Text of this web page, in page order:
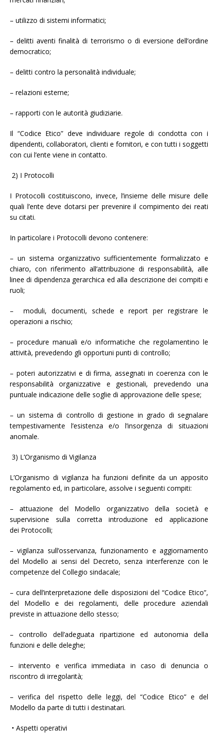
– utilizzo di sistemi informatici;
– delitti aventi finalità di terrorismo o di eversione dell’ordine
democratico;
– delitti contro la personalità individuale;
– relazioni esterne;
– rapporti con le autorità giudiziarie.
Il “Codice Etico” deve individuare regole di condotta con i
dipendenti, collaboratori, clienti e fornitori, e con tutti i soggetti
con cui l’ente viene in contatto.
2) I Protocolli
I Protocolli costituiscono, invece, l’insieme delle misure delle
quali l’ente deve dotarsi per prevenire il compimento dei reati
su citati.
In particolare i Protocolli devono contenere:
– un sistema organizzativo sufficientemente formalizzato e
chiaro, con riferimento all’attribuzione di responsabilità, alle
linee di dipendenza gerarchica ed alla descrizione dei compiti e
ruoli;
– moduli, documenti, schede e report per registrare le
operazioni a rischio;
– procedure manuali e/o informatiche che regolamentino le
attività, prevedendo gli opportuni punti di controllo;
– poteri autorizzativi e di firma, assegnati in coerenza con le
responsabilità organizzative e gestionali, prevedendo una
puntuale indicazione delle soglie di approvazione delle spese;
– un sistema di controllo di gestione in grado di segnalare
tempestivamente l’esistenza e/o l’insorgenza di situazioni
anomale.
3) L’Organismo di Vigilanza
L’Organismo di vigilanza ha funzioni definite da un apposito
regolamento ed, in particolare, assolve i seguenti compiti:
– attuazione del Modello organizzativo della società e
supervisione sulla corretta introduzione ed applicazione
dei Protocolli;
– vigilanza sull’osservanza, funzionamento e aggiornamento
del Modello ai sensi del Decreto, senza interferenze con le
competenze del Collegio sindacale;
– cura dell’interpretazione delle disposizioni del “Codice Etico”,
del Modello e dei regolamenti, delle procedure aziendali
previste in attuazione dello stesso;
– controllo dell’adeguata ripartizione ed autonomia della
funzioni e delle deleghe;
– intervento e verifica immediata in caso di denuncia o
riscontro di irregolarità;
– verifica del rispetto delle leggi, del “Codice Etico” e del
Modello da parte di tutti i destinatari.
• Aspetti operativi